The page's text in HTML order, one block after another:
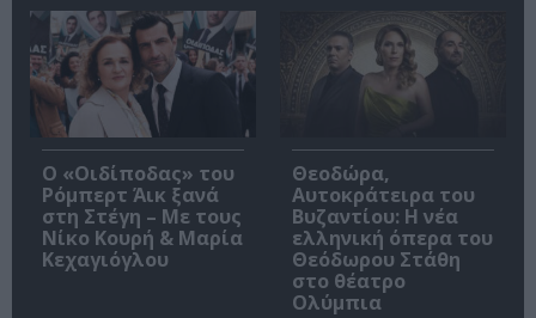
O «Οιδίποδας» του
Ρόμπερτ Άικ ξανά
στη Στέγη – Με τους
Νίκο Κουρή & Μαρία
Κεχαγιόγλου
Θεοδώρα,
Αυτοκράτειρα του
Βυζαντίου: Η νέα
ελληνική όπερα του
Θεόδωρου Στάθη
στο θέατρο
Ολύμπια